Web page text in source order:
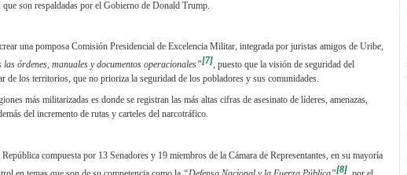
son respaldadas por el Gobierno de Donald Trump.
una pomposa Comisión Presidencial de Excelencia Militar, integrada por juristas amigos de Uribe,
órdenes, manuales y documentos operacionales”[7], puesto que la visión de seguridad del
de los territorios, que no prioriza la seguridad de los pobladores y sus comunidades.
más militarizadas es donde se registran las más altas cifras de asesinato de líderes, amenazas,
del incremento de rutas y carteles del narcotráfico.
compuesta por 13 Senadores y 19 miembros de la Cámara de Representantes, en su mayoría
[8]